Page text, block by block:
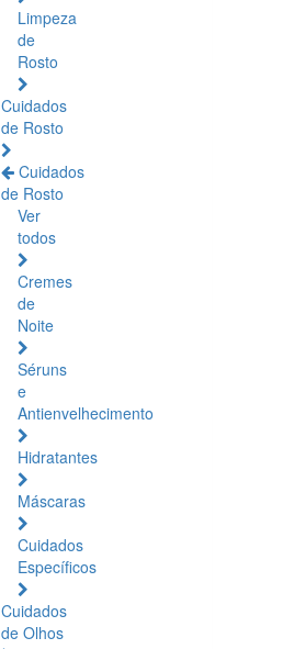
Limpeza
de
Rosto
Cuidados
de Rosto
Cuidados
de Rosto
Ver
todos
Cremes
de
Noite
Séruns
e
Antienvelhecimento
Hidratantes
Máscaras
Cuidados
Específicos
Cuidados
de Olhos